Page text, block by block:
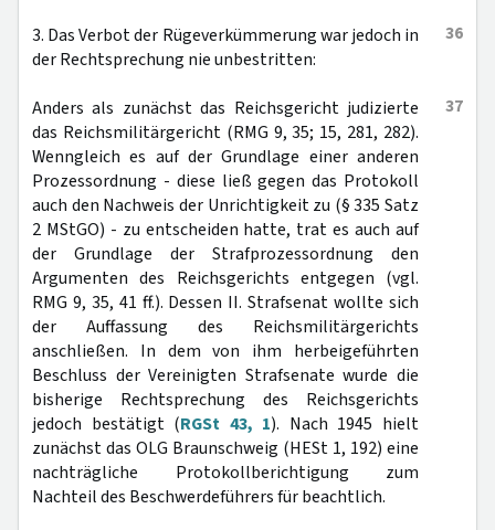
36
3. Das Verbot der Rügeverkümmerung war jedoch in
der Rechtsprechung nie unbestritten:
37
Anders als zunächst das Reichsgericht judizierte
das Reichsmilitärgericht (RMG 9, 35; 15, 281, 282).
Wenngleich es auf der Grundlage einer anderen
Prozessordnung - diese ließ gegen das Protokoll
auch den Nachweis der Unrichtigkeit zu (§ 335 Satz
2 MStGO) - zu entscheiden hatte, trat es auch auf
der Grundlage der Strafprozessordnung den
Argumenten des Reichsgerichts entgegen (vgl.
RMG 9, 35, 41 ff.). Dessen II. Strafsenat wollte sich
der Auffassung des Reichsmilitärgerichts
anschließen. In dem von ihm herbeigeführten
Beschluss der Vereinigten Strafsenate wurde die
bisherige Rechtsprechung des Reichsgerichts
jedoch bestätigt (RGSt 43, 1). Nach 1945 hielt
zunächst das OLG Braunschweig (HESt 1, 192) eine
nachträgliche Protokollberichtigung zum
Nachteil des Beschwerdeführers für beachtlich.